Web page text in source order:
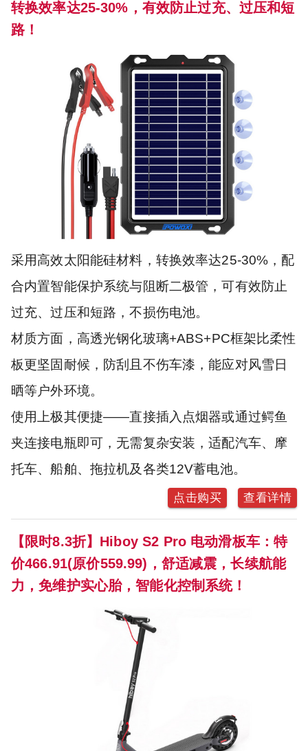
转换效率达25-30%，有效防止过充、过压和短
路！
采用高效太阳能硅材料，转换效率达25-30%，配
合内置智能保护系统与阻断二极管，可有效防止
过充、过压和短路，不损伤电池。
材质方面，高透光钢化玻璃+ABS+PC框架比柔性
板更坚固耐候，防刮且不伤车漆，能应对风雪日
晒等户外环境。
使用上极其便捷——直接插入点烟器或通过鳄鱼
夹连接电瓶即可，无需复杂安装，适配汽车、摩
托车、船舶、拖拉机及各类12V蓄电池。
点击购买 查看详情
【限时8.3折】Hiboy S2 Pro 电动滑板车：特
价466.91(原价559.99)，舒适减震，长续航能
力，免维护实心胎，智能化控制系统！